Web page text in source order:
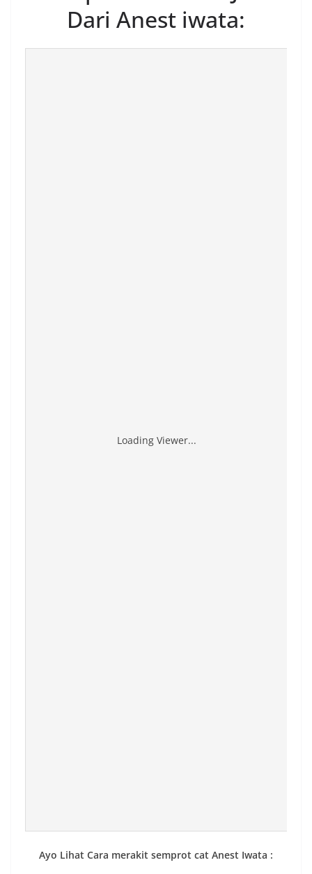
Dari Anest iwata:
Loading Viewer...
Ayo Lihat Cara merakit semprot cat Anest Iwata :